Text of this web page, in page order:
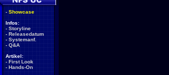
- Showcase
Infos:
- Storyline
- Releasedatum
- Systemanf.
- Q&A
Artikel:
- First Look
- Hands-On